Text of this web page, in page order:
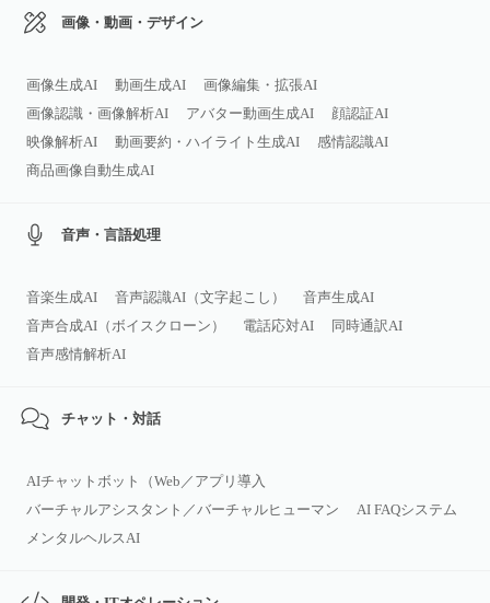
画像・動画・デザイン
画像生成AI 動画生成AI
画像編集・拡張AI
画像認識・画像解析AI
アバター動画生成AI
顔認証AI
映像解析AI
動画要約・ハイライト生成AI
感情認識AI
商品画像自動生成AI
音声・言語処理
音楽生成AI 音声認識AI（文字起こし）
音声生成AI
音声合成AI（ボイスクローン）
電話応対AI
同時通訳AI
音声感情解析AI
チャット・対話
AIチャットボット（Web／アプリ導入
バーチャルアシスタント／バーチャルヒューマン
AI FAQシステム
メンタルヘルスAI